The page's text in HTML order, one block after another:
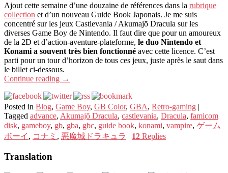
Ajout cette semaine d’une douzaine de références dans la rubrique
collection et d’un nouveau Guide Book Japonais. Je me suis
concentré sur les jeux Castlevania / Akumajō Dracula sur les
diverses Game Boy de Nintendo. Il faut dire que pour un amoureux
de la 2D et d’action-aventure-plateforme, le duo Nintendo et
Konami a souvent très bien fonctionné avec cette licence. C’est
parti pour un tour d’horizon de tous ces jeux, juste après le saut dans
le billet ci-dessous.
Continue reading →
Posted in Blog, Game Boy, GB Color, GBA, Retro-gaming |
Tagged advance, Akumajō Dracula, castlevania, Dracula, famicom
disk, gameboy, gb, gba, gbc, guide book, konami, vampire, ゲーム
ボーイ , コナミ , 悪魔城ドラキュラ | 12 Replies
Translation